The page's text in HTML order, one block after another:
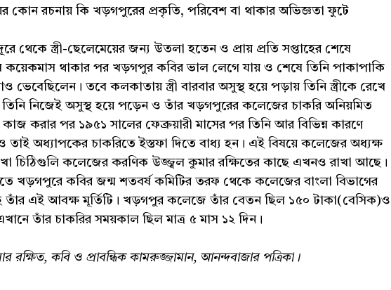
কোন রচনায় কি খড়গপুরের প্রকৃতি, পরিবেশ বা থাকার অভিজ্ঞতা ফুটে
থেকে স্ত্রী-ছেলেমেয়ের জন্য উতলা হতেন ও প্রায় প্রতি সপ্তাহের শেষে
থাকার পর খড়গপুর কবির ভাল লেগে যায় ও শেষে তিনি পাকাপাকি
তবে কলকাতায় স্ত্রী বারবার অসুস্থ হয়ে পড়ায় তিনি স্ত্রীকে রেখে
নিজেই অসুস্থ হয়ে পড়েন ও তাঁর খড়গপুরের কলেজের চাকরি অনিয়মিত
করার পর ১৯৫১ সালের ফেব্রুয়ারী মাসের পর তিনি আর বিভিন্ন কারণে
অধ্যাপকের চাকরিতে ইস্তফা দিতে বাধ্য হন। এই বিষয়ে কলেজের অধ্যক্ষ
চিঠিগুলি কলেজের করণিক উজ্জ্বল কুমার রক্ষিতের কাছে এখনও রাখা আছে।
খড়গপুরে কবির জন্ম শতবর্ষ কমিটির তরফ থেকে কলেজের বাংলা বিভাগের
তাঁর এই আবক্ষ মূর্তিটি। খড়গপুর কলেজে তাঁর বেতন ছিল ১৫০ টাকা(বেসিক)ও
তাঁর চাকরির সময়কাল ছিল মাত্র ৫ মাস ১২ দিন।
রক্ষিত, কবি ও প্রাবন্ধিক কামরুজ্জামান, আনন্দবাজার পত্রিকা।